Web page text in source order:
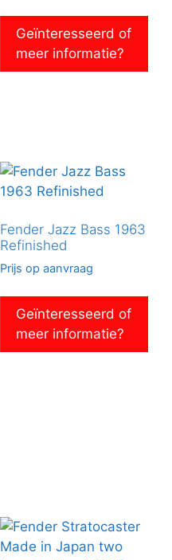
Geïnteresseerd of
meer informatie?
Fender Jazz Bass 1963
Refinished
Prijs op aanvraag
Geïnteresseerd of
meer informatie?